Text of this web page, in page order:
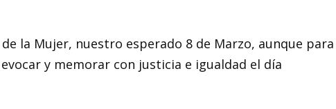
la Mujer, nuestro esperado 8 de Marzo, aunque para
y memorar con justicia e igualdad el día